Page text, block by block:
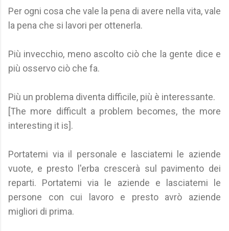
Per ogni cosa che vale la pena di avere nella vita, vale
la pena che si lavori per ottenerla.
Più invecchio, meno ascolto ciò che la gente dice e
più osservo ciò che fa.
Più un problema diventa difficile, più è interessante.
[The more difficult a problem becomes, the more
interesting it is].
Portatemi via il personale e lasciatemi le aziende
vuote, e presto l'erba crescerà sul pavimento dei
reparti. Portatemi via le aziende e lasciatemi le
persone con cui lavoro e presto avrò aziende
migliori di prima.